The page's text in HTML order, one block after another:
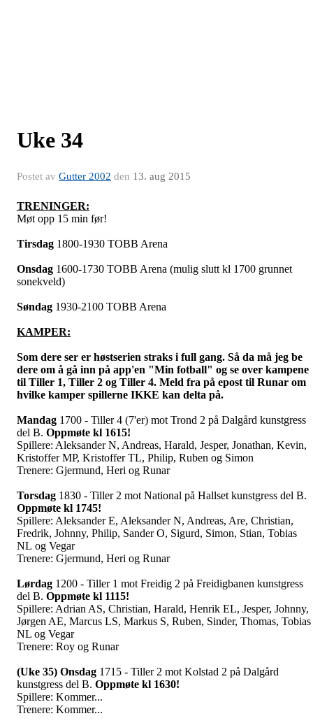
Uke 34
Postet av Gutter 2002 den 13. aug 2015
TRENINGER:
Møt opp 15 min før!
Tirsdag 1800-1930 TOBB Arena
Onsdag 1600-1730 TOBB Arena (mulig slutt kl 1700 grunnet
sonekveld)
Søndag 1930-2100 TOBB Arena
KAMPER:
Som dere ser er høstserien straks i full gang. Så da må jeg be
dere om å gå inn på app'en "Min fotball" og se over kampene
til Tiller 1, Tiller 2 og Tiller 4. Meld fra på epost til Runar om
hvilke kamper spillerne IKKE kan delta på.
Mandag 1700 - Tiller 4 (7'er) mot Trond 2 på Dalgård kunstgress
del B. Oppmøte kl 1615!
Spillere: Aleksander N, Andreas, Harald, Jesper, Jonathan, Kevin,
Kristoffer MP, Kristoffer TL, Philip, Ruben og Simon
Trenere: Gjermund, Heri og Runar
Torsdag 1830 - Tiller 2 mot National på Hallset kunstgress del B.
Oppmøte kl 1745!
Spillere: Aleksander E, Aleksander N, Andreas, Are, Christian,
Fredrik, Johnny, Philip, Sander O, Sigurd, Simon, Stian, Tobias
NL og Vegar
Trenere: Gjermund, Heri og Runar
Lørdag 1200 - Tiller 1 mot Freidig 2 på Freidigbanen kunstgress
del B. Oppmøte kl 1115!
Spillere: Adrian AS, Christian, Harald, Henrik EL, Jesper, Johnny,
Jørgen AE, Marcus LS, Markus S, Ruben, Sinder, Thomas, Tobias
NL og Vegar
Trenere: Roy og Runar
(Uke 35) Onsdag 1715 - Tiller 2 mot Kolstad 2 på Dalgård
kunstgress del B. Oppmøte kl 1630!
Spillere: Kommer...
Trenere: Kommer...